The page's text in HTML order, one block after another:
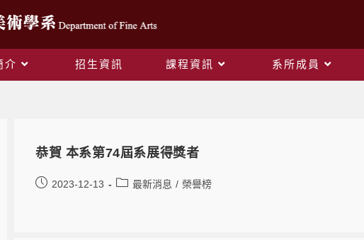
介 招生資訊 課程資訊 系所成員
恭賀 本系第74屆系展得獎者
2023-12-13 最新消息 / 榮譽榜